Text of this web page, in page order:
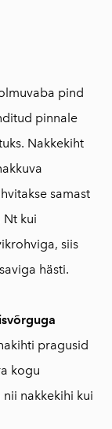
pind
pinnale
Nakkekiht
samast
Nt kui
siis
hästi.
pragusid
kogu
nakkekihi kui